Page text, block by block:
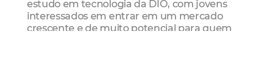
estudo em tecnologia da DIO, com jovens
interessados em entrar em um mercado
crescente e de muito potencial para quem